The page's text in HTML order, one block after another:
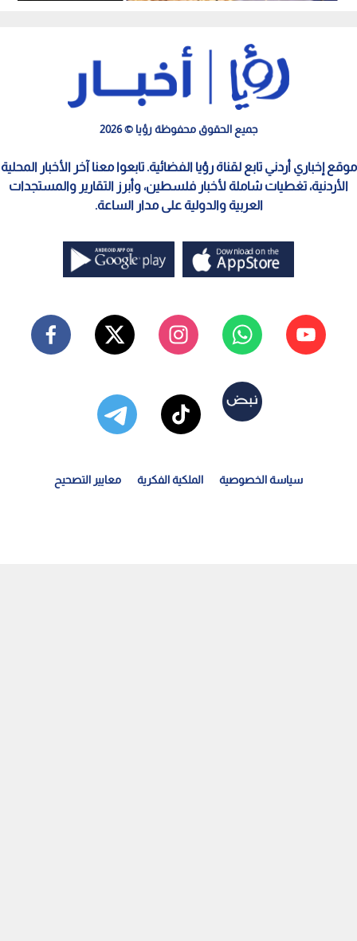
والهجمات الصاروخية
جميع الحقوق محفوظة رؤيا © 2026
موقع إخباري أردني تابع لقناة رؤيا الفضائية. تابعوا معنا آخر الأخبار المحلية
الأردنية، تغطيات شاملة لأخبار فلسطين، وأبرز التقارير والمستجدات
العربية والدولية على مدار الساعة.
سياسة الخصوصية الملكية الفكرية معايير التصحيح